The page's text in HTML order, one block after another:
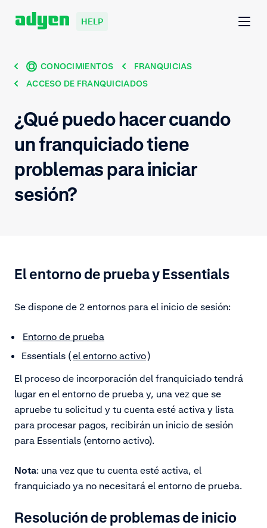
HELP
CONOCIMIENTOS
FRANQUICIAS
ACCESO DE FRANQUICIADOS
¿Qué puedo hacer cuando
un franquiciado tiene
problemas para iniciar
sesión?
El entorno de prueba y Essentials
Se dispone de 2 entornos para el inicio de sesión:
Entorno de prueba
Essentials (el entorno activo)
El proceso de incorporación del franquiciado tendrá
lugar en el entorno de prueba y, una vez que se
apruebe tu solicitud y tu cuenta esté activa y lista
para procesar pagos, recibirán un inicio de sesión
para Essentials (entorno activo).
Nota: una vez que tu cuenta esté activa, el
franquiciado ya no necesitará el entorno de prueba.
Resolución de problemas de inicio